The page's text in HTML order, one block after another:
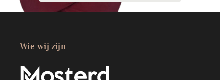
Wie wij zijn